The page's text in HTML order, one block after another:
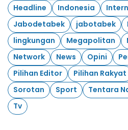
Headline
Indonesia
Jabodetabek
jabotabek
lingkungan
Megapolitan
Network
News Opini
Pilihan Editor
Pilihan Rakyat
Sorotan
Sport Tentara
Tv